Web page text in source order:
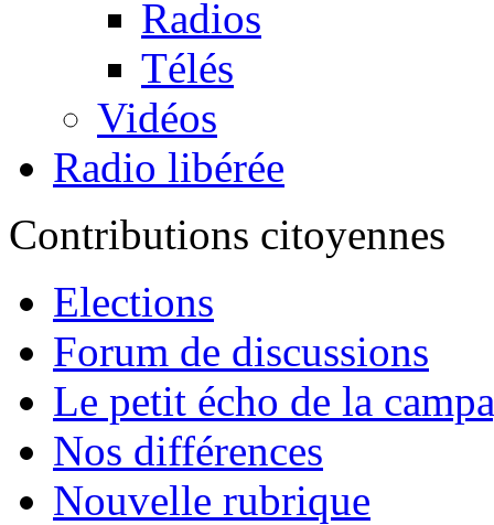
Radios
Télés
Vidéos
Radio libérée
Contributions citoyennes
Elections
Forum de discussions
Le petit écho de la
Nos différences
Nouvelle rubrique